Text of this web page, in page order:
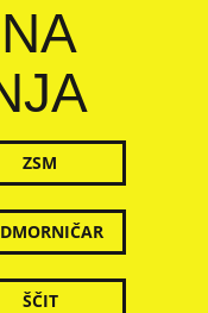
ZSM
ŠČIT